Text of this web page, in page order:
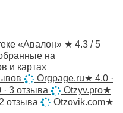
«Авалон» ★ 4.3 / 5
на
и картах
Orgpage.ru★ 4.0 ·
· 3 отзыва Otzyv.pro★
отзыва Otzovik.com★